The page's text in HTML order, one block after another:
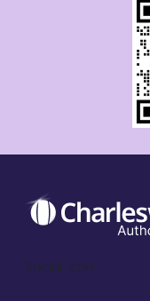
Social Icon